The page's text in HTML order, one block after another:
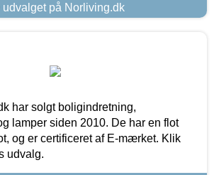
udvalget på Norliving.dk
har solgt boligindretning,
lamper siden 2010. De har en flot
og er certificeret af E-mærket. Klik
udvalg.